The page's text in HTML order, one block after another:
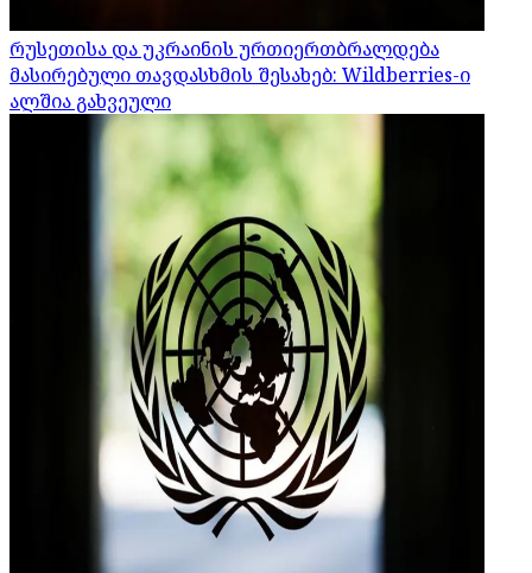
რუსეთისა და უკრაინის ურთიერთბრალდება
მასირებული თავდასხმის შესახებ: Wildberries-ი
ალშია გახვეული